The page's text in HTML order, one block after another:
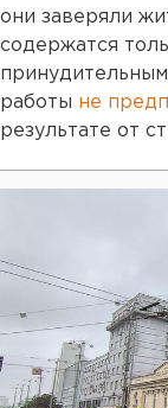
они заверяли
содержатся
работы не
результате от